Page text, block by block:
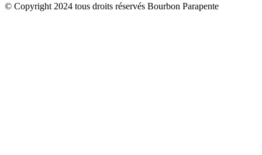
© Copyright 2024 tous droits réservés Bourbon Parapente